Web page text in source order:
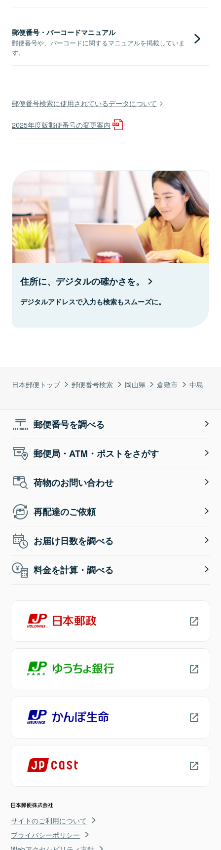
日本郵便トップ 郵便番号検索 岡山県 倉敷市 中島
郵便番号・バーコードマニュアル
郵便番号や、バーコードに関するマニュアルを掲載していま
す。
郵便番号検索に使用されているデータについて
2025年度版郵便番号の変更案内
住所に、デジタルの確かさを。
デジタルアドレスで入力も検索もスムーズに。
郵便番号を調べる
郵便局・ATM・ポストをさがす
荷物のお問い合わせ
再配達のご依頼
お届け日数を調べる
料金を計算・調べる
サイトのご利用について
プライバシーポリシー